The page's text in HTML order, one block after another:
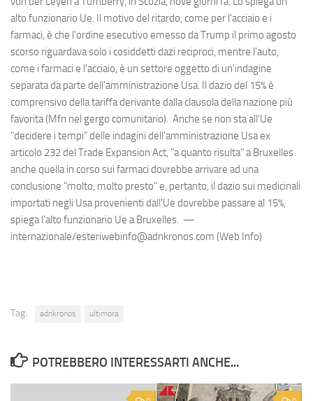
alto funzionario Ue. Il motivo del ritardo, come per l'acciaio e i
farmaci, è che l'ordine esecutivo emesso da Trump il primo agosto
scorso riguardava solo i cosiddetti dazi reciproci, mentre l'auto,
come i farmaci e l'acciaio, è un settore oggetto di un'indagine
separata da parte dell'amministrazione Usa. Il dazio del 15% è
comprensivo della tariffa derivante dalla clausola della nazione più
favorita (Mfn nel gergo comunitario). Anche se non sta all'Ue
"decidere i tempi" delle indagini dell'amministrazione Usa ex
articolo 232 del Trade Expansion Act, "a quanto risulta" a Bruxelles
anche quella in corso sui farmaci dovrebbe arrivare ad una
conclusione "molto, molto presto" e, pertanto, il dazio sui medicinali
importati negli Usa provenienti dall'Ue dovrebbe passare al 15%,
spiega l'alto funzionario Ue a Bruxelles. —
internazionale/esteriwebinfo@adnkronos.com (Web Info)
Tag: adnkronos ultimora
POTREBBERO INTERESSARTI ANCHE...